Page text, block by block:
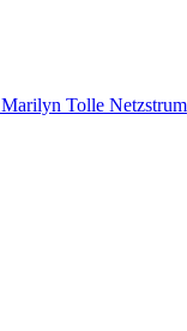
Marilyn Tolle